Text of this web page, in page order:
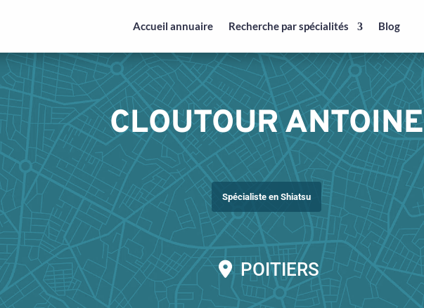
Accueil annuaire Recherche par spécialités Blog
CLOUTOUR ANTOINE
Spécialiste en Shiatsu
POITIERS